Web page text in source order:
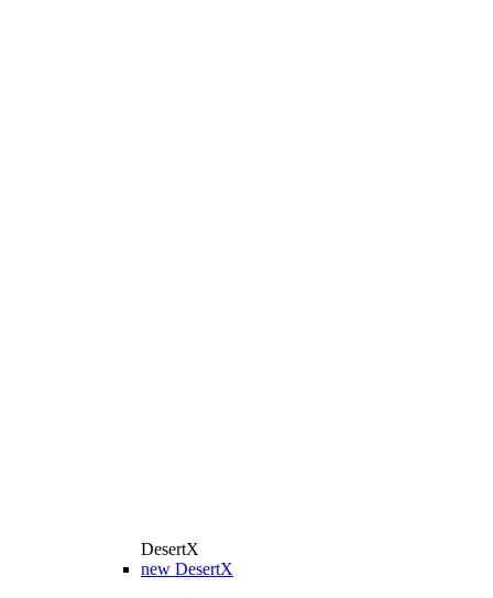
DesertX
new DesertX